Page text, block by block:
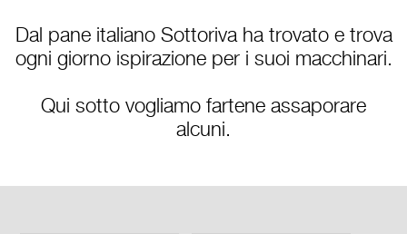
Dal pane italiano Sottoriva ha trovato e trova
ogni giorno ispirazione per i suoi macchinari.
Qui sotto vogliamo fartene assaporare
alcuni.